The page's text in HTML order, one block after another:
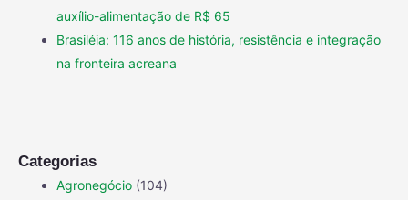
auxílio-alimentação de R$ 65
Brasiléia: 116 anos de história, resistência e integração
na fronteira acreana
Categorias
Agronegócio (104)